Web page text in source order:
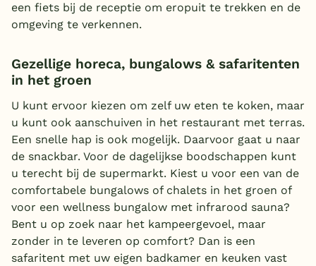
een fiets bij de receptie om eropuit te trekken en de
omgeving te verkennen.
Gezellige horeca, bungalows & safaritenten
in het groen
U kunt ervoor kiezen om zelf uw eten te koken, maar
u kunt ook aanschuiven in het restaurant met terras.
Een snelle hap is ook mogelijk. Daarvoor gaat u naar
de snackbar. Voor de dagelijkse boodschappen kunt
u terecht bij de supermarkt. Kiest u voor een van de
comfortabele bungalows of chalets in het groen of
voor een wellness bungalow met infrarood sauna?
Bent u op zoek naar het kampeergevoel, maar
zonder in te leveren op comfort? Dan is een
safaritent met uw eigen badkamer en keuken vast